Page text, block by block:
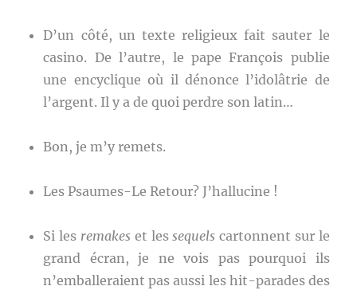
D’un côté, un texte religieux fait sauter le
casino. De l’autre, le pape François publie
une encyclique où il dénonce l’idolâtrie de
l’argent. Il y a de quoi perdre son latin…
Bon, je m’y remets.
Les Psaumes-Le Retour? J’hallucine !
Si les remakes et lessequels cartonnent sur le
grand écran, je ne vois pas pourquoi ils
n’emballeraient pas aussi les hit-parades des